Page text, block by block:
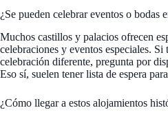
¿Se pueden celebrar eventos o bodas
Muchos castillos y palacios ofrecen
celebraciones y eventos especiales. Si
celebración diferente, pregunta por
Eso sí, suelen tener lista de espera
¿Cómo llegar a estos alojamientos